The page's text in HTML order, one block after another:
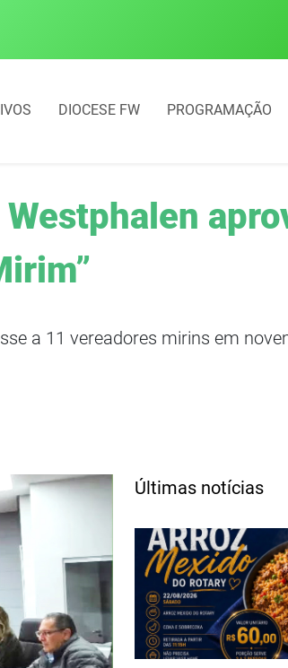
do estacionamento rotativo começará em
DIOCESE FW PROGRAMAÇÃO
a 11 vereadores mirins em
Últimas notícias